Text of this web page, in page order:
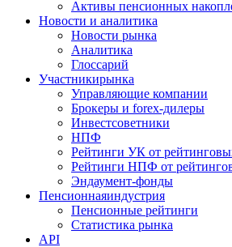
Активы пенсионных
Новости и аналитика
Новости рынка
Аналитика
Глоссарий
Участникирынка
Управляющие компании
Брокеры и forex-дилеры
Инвестсоветники
НПФ
Рейтинги УК от
Рейтинги НПФ от
Эндаумент-фонды
Пенсионнаяиндустрия
Пенсионные рейтинги
Статистика рынка
API